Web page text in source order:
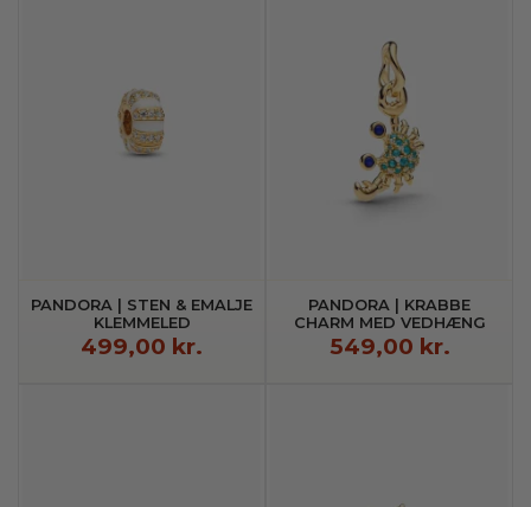
PANDORA | STEN & EMALJE
KLEMMELED
499,00 kr.
PANDORA | KRABBE
CHARM MED VEDHÆNG
549,00 kr.